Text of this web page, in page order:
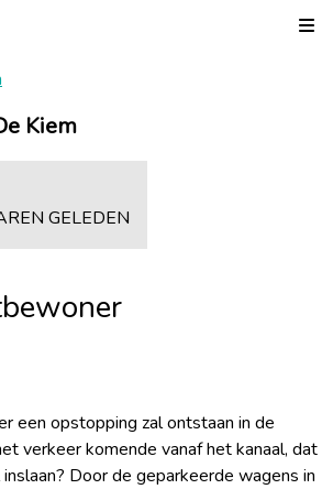
Kiem
GELEDEN
een opstopping zal ontstaan in de
verkeer komende vanaf het kanaal, dat
Door de geparkeerde wagens in